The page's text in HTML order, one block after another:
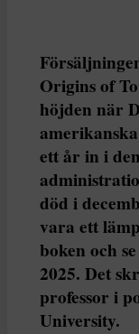
Origins of
höjden när
ett år in i
död i
vara ett
boken och
2025. Det
professor i
University.